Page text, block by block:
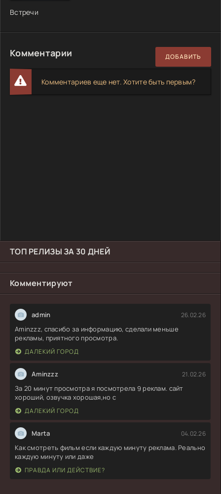
ТОП РЕЛИЗЫ ЗА 30 ДНЕЙ
Комментируют
admin 26.02.26
Aminzzz, спасибо за информацию, сделали меньше
рекламы, приятного просмотра.
ДАЛЕКИЙ ГОРОД
Aminzzz 21.02.26
За 20 минут просмотра я посмотрела 9 реклам. сайт
хороший, озвучка хорошая,но с
ДАЛЕКИЙ ГОРОД
Marta 04.02.26
Как смотреть фильм если каждую минуту реклама. Реально
каждую минуту или даже
ПРАВДА ИЛИ ДЕЙСТВИЕ?
Встречи
Комментарии ДОБАВИТЬ
Комментариев еще нет. Хотите быть первым?